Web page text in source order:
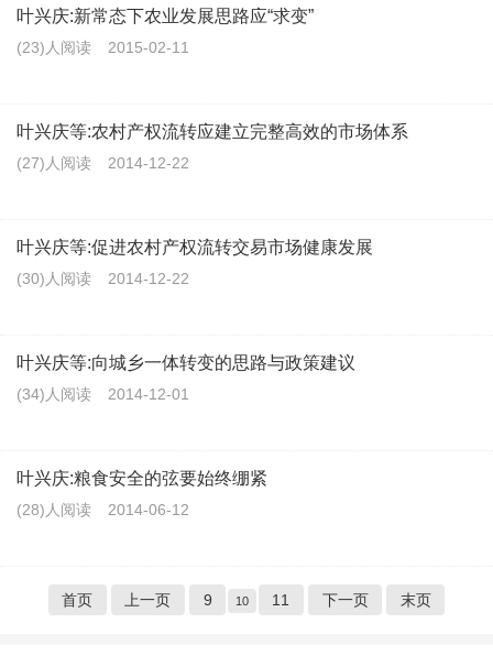
叶兴庆:新常态下农业发展思路应“求变”
(23)人阅读 2015-02-11
叶兴庆等:农村产权流转应建立完整高效的市场体系
(27)人阅读 2014-12-22
叶兴庆等:促进农村产权流转交易市场健康发展
(30)人阅读 2014-12-22
叶兴庆等:向城乡一体转变的思路与政策建议
(34)人阅读 2014-12-01
叶兴庆:粮食安全的弦要始终绷紧
(28)人阅读 2014-06-12
首页 上一页 9 10 11 下一页 末页